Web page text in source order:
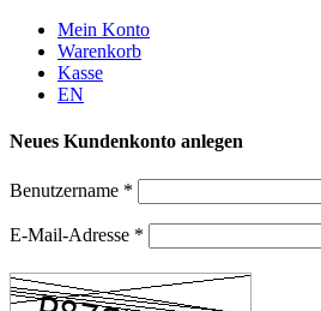
Weiter
zum
Inhalt
Mein Konto
Warenkorb
Kasse
EN
Neues Kundenkonto anlegen
Benutzername *
E-Mail-Adresse *